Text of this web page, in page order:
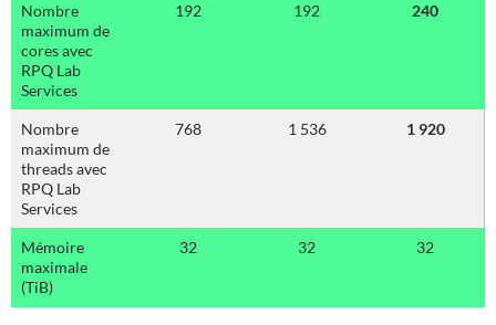
Nombre
maximum de
cores avec
RPQ Lab
Services
192 192 240
Nombre
maximum de
threads avec
RPQ Lab
Services
768 1 536 1 920
Mémoire
maximale
(TiB)
32 32 32